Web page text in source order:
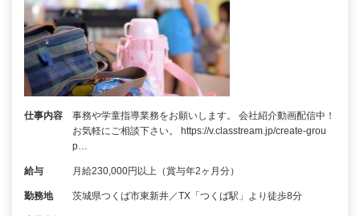
仕事内容
事務や学童指導業務をお願いします。 会社紹介動画配信中！
お気軽にご相談下さい。 https://v.classtream.jp/create-grou
p…
給与 月給230,000円以上（賞与年2ヶ月分）
勤務地 茨城県つくば市東新井／TX「つくば駅」より徒歩8分